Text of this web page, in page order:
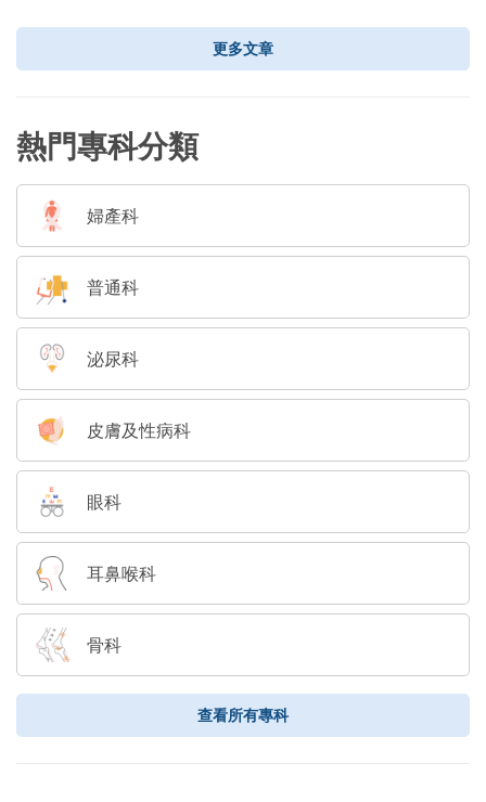
更多文章
熱門專科分類
婦產科
普通科
泌尿科
皮膚及性病科
眼科
耳鼻喉科
骨科
查看所有專科